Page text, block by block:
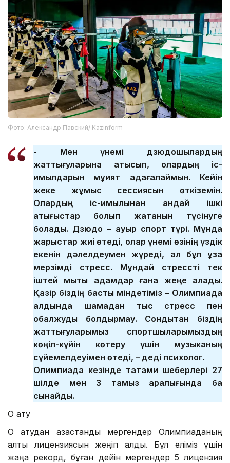
Фото: Александр Павский/ Kazinform
- Мен үнемі дзюдошылардың
жаттығуларына қатысып, олардың іс-
қимылдарын мұқият қадағалаймын. Кейін
жеке жұмыс сессиясын өткіземін.
Олардың іс-қимылынан қандай ішкі
қақтығыстар болып жатқанын түсінуге
болады. Дзюдо – ауыр спорт түрі. Мұнда
жарыстар жиі өтеді, олар үнемі өзінің үздік
екенін дәлелдеумен жүреді, ал бұл ұзақ
мерзімді стресс. Мұндай стрессті тек
іштей мықты адамдар ғана жеңе алады.
Қазір біздің басты міндетіміз – Олимпиада
алдында шамадан тыс стресс пен
қобалжуды болдырмау. Сондықтан біздің
жаттығуларымыз спортшыларымыздың
көңіл-күйін көтеру үшін музыканың
сүйемелдеуімен өтеді, – деді психолог.
Олимпиада кезінде татами шеберлері 27
шілде мен 3 тамыз аралығында бақ
сынайды.
Оқ ату
Оқ атудан қазақстандық мергендер Олимпиаданың
алты лицензиясын жеңіп алды. Бұл еліміз үшін
жаңа рекорд, бұған дейін мергендер 5 лицензия